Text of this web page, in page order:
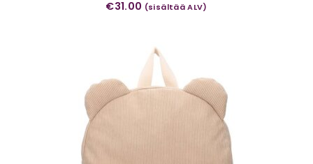
€31.00 (sisältää ALV)